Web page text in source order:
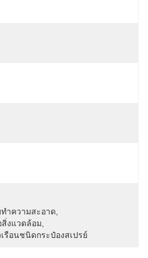
ทำความสะอาด
งแวดล้อม
รือนชนิดกระป๋องสเปรย์